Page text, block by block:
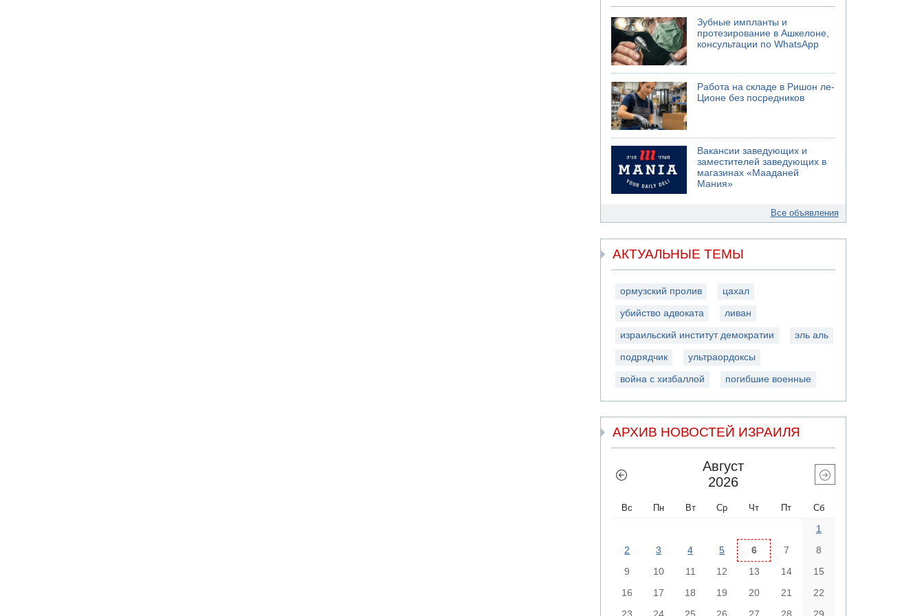
Зубные импланты и
протезирование в Ашкелоне,
консультации по WhatsApp
Работа на складе в Ришон ле-
Ционе без посредников
Вакансии заведующих и
заместителей заведующих в
магазинах «Мааданей
Мания»
Все объявления
АКТУАЛЬНЫЕ ТЕМЫ
ормузский пролив цахал
убийство адвоката ливан
израильский институт демократии эль аль
подрядчик ультраордоксы
война с хизбаллой погибшие военные
АРХИВ НОВОСТЕЙ ИЗРАИЛЯ
Август
2026
Вс Пн Вт Ср Чт Пт Сб
1
2
3 4 5 6 7
8
9
10 11 12 13 14
15
16
17 18 19 20 21
22
23
24 25 26 27 28 29